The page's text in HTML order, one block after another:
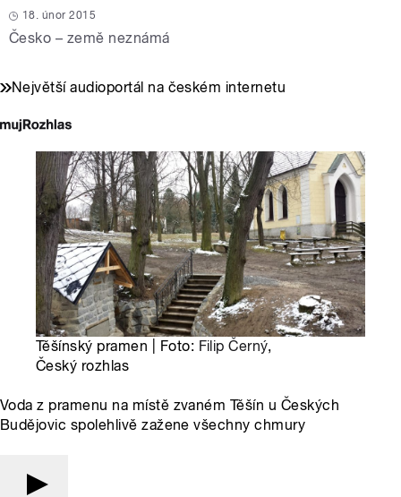
18. únor 2015
Česko – země neznámá
Největší audioportál na českém internetu
Těšínský pramen | Foto: Filip Černý,
Český rozhlas
Voda z pramenu na místě zvaném Těšín u Českých
Budějovic spolehlivě zažene všechny chmury